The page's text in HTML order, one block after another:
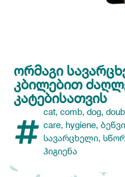
ᲝᲠᲛᲐᲒᲘ
ᲙᲑᲘᲚᲔᲑᲘᲗ
ᲙᲐᲢᲔᲑᲘᲡᲐᲗᲕᲘᲡ
cat, comb, dog,
care, hygiene,
სავარცხელი,
ჰიგიენა